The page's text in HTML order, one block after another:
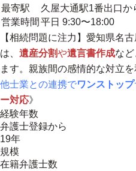
最寄駅
久屋大通駅1番出口か
営業時間 平日 9:30〜18:00
【相続問題に注力】愛知県名
は、 遺産分割や遺言書作成な
ます。 親族間の感情的な対立
他士業との連携でワンストップ
ー対応》
経験年数
弁護士登録から
19年
規模
在籍弁護士数